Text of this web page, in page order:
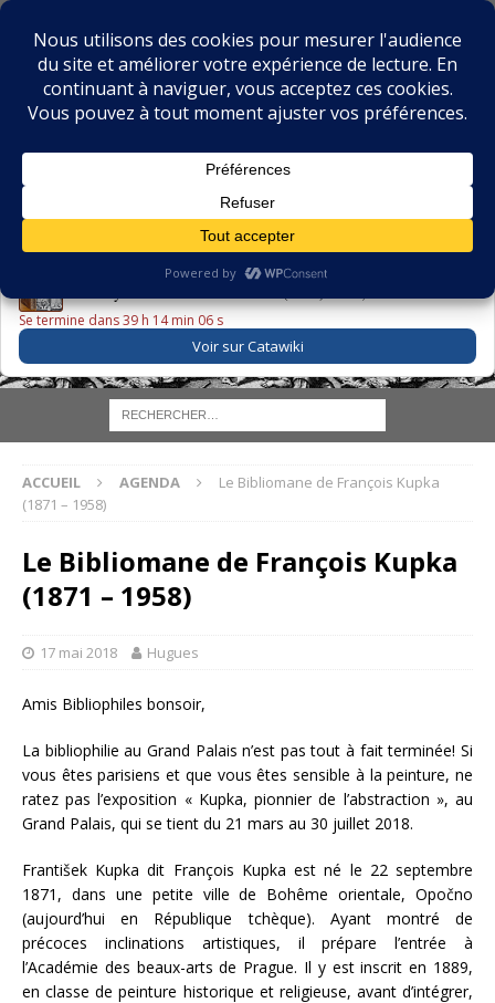
BIBLIOPHILIE.COM
LE BLOG DU BIBLIOPHILE, DES BIBLIOPHILES, DE LA
LE LIVRE DU JOUR
Se termine dans 39 h 14 min 05 s
Voir sur Catawiki
ACCUEIL AGENDA
Le Bibliomane de François Kupka
(1871 – 1958)
Le Bibliomane de François Kupka
(1871 – 1958)
17 mai 2018 Hugues
Amis Bibliophiles bonsoir,
La bibliophilie au Grand Palais n’est pas tout à fait terminée! Si
vous êtes parisiens et que vous êtes sensible à la peinture, ne
ratez pas l’exposition « Kupka, pionnier de l’abstraction », au
Grand Palais, qui se tient du 21 mars au 30 juillet 2018.
František Kupka dit François Kupka est né le 22 septembre
1871, dans une petite ville de Bohême orientale, Opočno
(aujourd’hui en République tchèque). Ayant montré de
précoces inclinations artistiques, il prépare l’entrée à
l’Académie des beaux-arts de Prague. Il y est inscrit en 1889,
en classe de peinture historique et religieuse, avant d’intégrer,